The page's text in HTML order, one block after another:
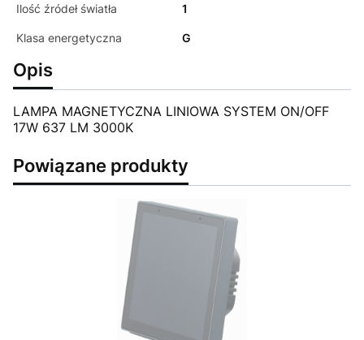
Ilość źródeł światła 1
Klasa energetyczna G
Opis
LAMPA MAGNETYCZNA LINIOWA SYSTEM ON/OFF
17W 637 LM 3000K
Powiązane produkty